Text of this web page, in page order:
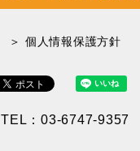
＞ 個人情報保護方針
TEL：03-6747-9357